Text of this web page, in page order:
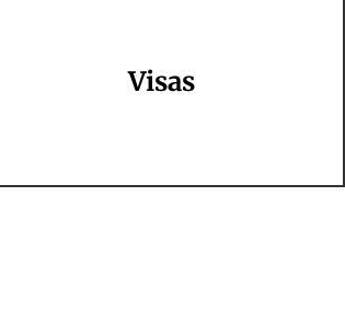
Visas